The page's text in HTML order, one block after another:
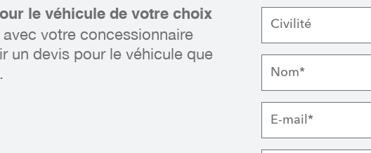
le véhicule de votre choix
votre concessionnaire
un devis pour le véhicule que
Civilité